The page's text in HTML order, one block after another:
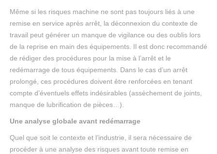
Même si les risques machine ne sont pas toujours liés à une
remise en service après arrêt, la déconnexion du contexte de
travail peut générer un manque de vigilance ou des oublis lors
de la reprise en main des équipements. Il est donc recommandé
de rédiger des procédures pour la mise à l’arrêt et le
redémarrage de tous équipements. Dans le cas d’un arrêt
prolongé, ces procédures doivent être renforcées en tenant
compte d’éventuels effets indésirables (assèchement de joints,
manque de lubrification de pièces…).
Une analyse globale avant redémarrage
Quel que soit le contexte et l’industrie, il sera nécessaire de
procéder à une analyse des risques avant toute remise en